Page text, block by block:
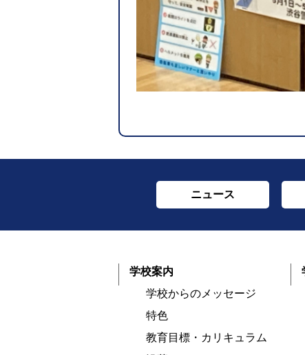
ニュース
学校案内
学校からのメッセージ
特色
教育目標・カリキュラム